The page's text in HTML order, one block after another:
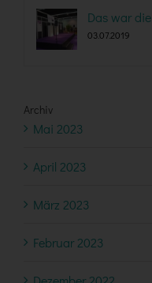
Das war
03.07.2019
Archiv
Mai 2023
April 2023
März 2023
Februar 2023